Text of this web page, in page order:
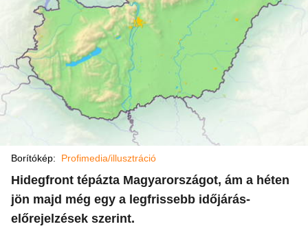
Borítókép: Profimedia/illusztráció
Hidegfront tépázta Magyarországot, ám a héten
jön majd még egy a legfrissebb időjárás-
előrejelzések szerint.